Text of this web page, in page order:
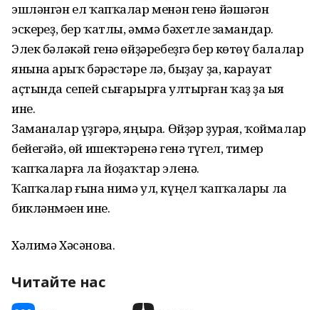
эшләнгән ел ҡапҡалар менән генә йәшәгән
эскерһеҙ, бер ҡатлы, әммә бәхетле замандар.
Элек бәләкәй генә өйҙәребеҙгә бер көтөү балалар
янына һарыҡ бәрәстәре лә, быҙау ҙа, карауат
аҫтында сепей сығарырға ултырған ҡаҙ ҙа һыя
ине.
Заманалар үҙгәрә, яңыра. Өйҙәр ҙурая, ҡоймалар
бейегәйә, өй ишектәренә генә түгел, тимер
ҡапҡаларға ла йоҙаҡтар эленә.
Ҡапҡалар ғына нимә ул, күңел ҡапҡалары ла
бикләнмәһен ине.
Хәлимә Хәсәнова.
Читайте нас